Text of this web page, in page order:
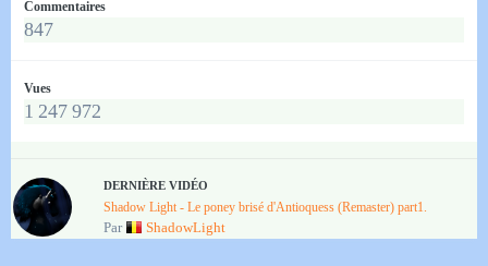
Commentaires
847
Vues
1 247 972
DERNIÈRE VIDÉO
Shadow Light - Le poney brisé d'Antioquess (Remaster) part1.
Par ShadowLight